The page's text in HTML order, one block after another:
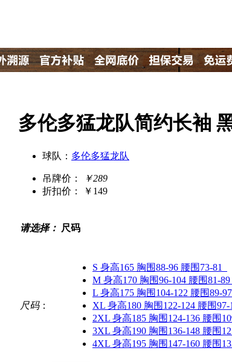
多伦多猛龙队简约长袖
球队： 多伦多猛龙队
吊牌价：
￥289
折扣价：
￥149
请选择： 尺码
尺码：
S 身高165 胸围88-96 腰围73-81
M 身高170 胸围96-104 腰围81-89
L 身高175 胸围104-122 腰围89-97
XL 身高180 胸围122-124 腰围97-
2XL 身高185 胸围124-136 腰围
3XL 身高190 胸围136-148 腰围
4XL 身高195 胸围147-160 腰围